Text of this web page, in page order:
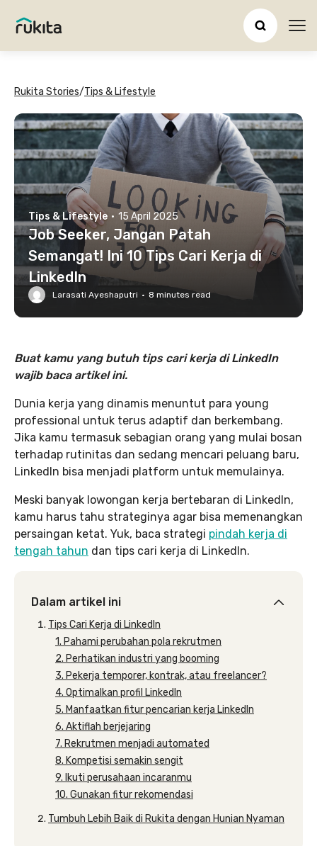
Rukita Stories/Tips & Lifestyle
Tips & Lifestyle · 15 April 2025
Job Seeker, Jangan Patah
Semangat! Ini 10 Tips Cari Kerja di
LinkedIn
Larasati Ayeshaputri · 8 minutes read
Buat kamu yang butuh tips cari kerja di LinkedIn
wajib baca artikel ini.
Dunia kerja yang dinamis menuntut para young
professional untuk terus adaptif dan berkembang.
Jika kamu termasuk sebagian orang yang mulai bosan
terhadap rutinitas dan sedang mencari peluang baru,
LinkedIn bisa menjadi platform untuk memulainya.
Meski banyak lowongan kerja bertebaran di LinkedIn,
kamu harus tahu strateginya agar bisa memenangkan
persaingan ketat. Yuk, baca strategi pindah kerja di
tengah tahun dan tips cari kerja di LinkedIn.
Dalam artikel ini
Tips Cari Kerja di LinkedIn
1. Pahami perubahan pola rekrutmen
2. Perhatikan industri yang booming
3. Pekerja temporer, kontrak, atau freelancer?
4. Optimalkan profil LinkedIn
5. Manfaatkan fitur pencarian kerja LinkedIn
6. Aktiflah berjejaring
7. Rekrutmen menjadi automated
8. Kompetisi semakin sengit
9. Ikuti perusahaan incaranmu
10. Gunakan fitur rekomendasi
Tumbuh Lebih Baik di Rukita dengan Hunian Nyaman